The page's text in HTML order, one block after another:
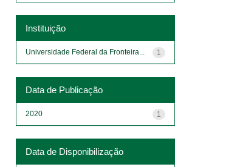
Instituição
1
Universidade Federal da Fronteira...
Data de Publicação
1
2020
Data de Disponibilização